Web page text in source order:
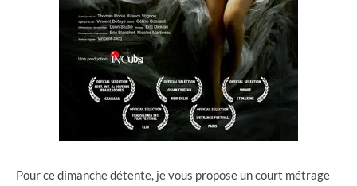
Pour ce dimanche détente, je vous propose un court métrage